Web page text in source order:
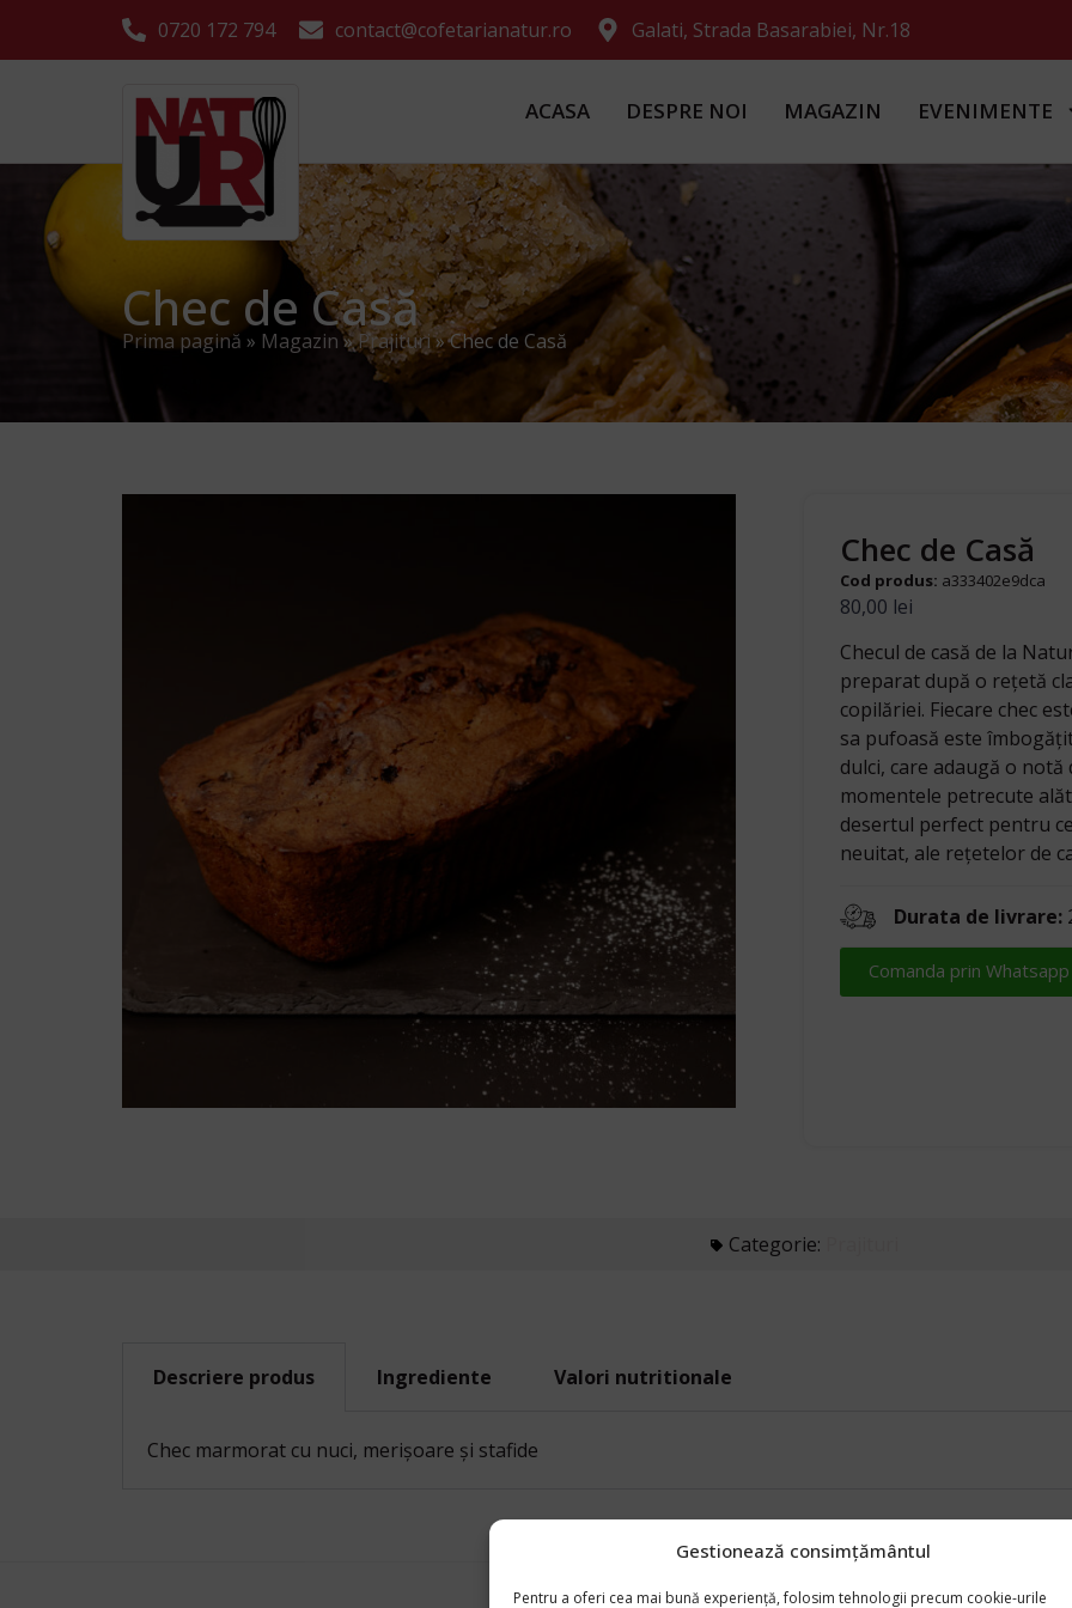
Gestionează consimțământul
Pentru a oferi cea mai bună experiență, folosim tehnologii precum cookie-urile
0720 172 794 contact@cofetarianatur.ro Galati, Strada Basarabiei, Nr.18
ACASA DESPRE NOI MAGAZIN EVENIMENTE
Chec de Casă
Prima pagină » Magazin »Prajituri»Chec de Casă
Chec de Casă
Cod produs: a333402e9dca
80,00 lei
Checul de casă de la
preparat după o rețetă
copilăriei. Fiecare chec
sa pufoasă este
dulci, care adaugă o
momentele petrecute
desertul perfect pentru
neuitat, ale rețetelor de
Durata de livrare:
Comanda prin Whatsapp
Categorie:
Descriere produs Ingrediente Valori nutritionale
Chec marmorat cu nuci, merișoare și stafide